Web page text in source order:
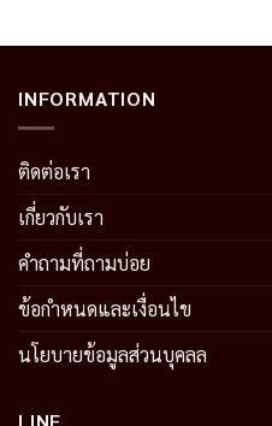
INFORMATION
ติดต่อเรา
เกี่ยวกับเรา
คำถามที่ถามบ่อย
ข้อกำหนดและเงื่อนไข
นโยบายข้อมูลส่วนบุคลล
LINE